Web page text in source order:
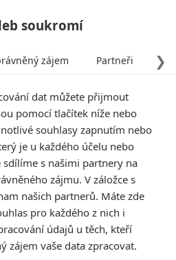
(0) VIDEA (0)
The Stunt Driver:
Nový film
představuje
soukromí
❯
zájem Partneři
dat můžete přijmout
pomocí tlačítek níže nebo
souhlasy zapnutím nebo
je u každého účelu nebo
s našimi partnery na
zájmu. V záložce s
našich partnerů. Máte zde
pro každého z nich i
údajů u těch, kteří
zájem vaše data zpracovat.